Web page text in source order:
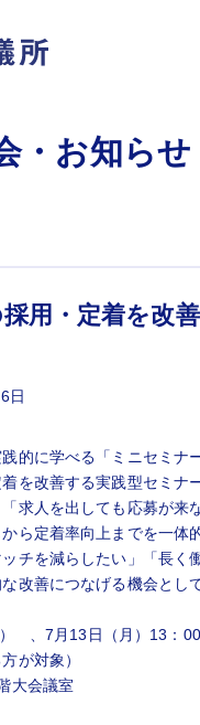
・お知らせ
用・定着を改
日
的に学べる「ミニセミナ
を改善する実践型セミナ
求人を出しても応募が
ら定着率向上までを一体
チを減らしたい」「長
改善につなげる機会とし
、7月13日（月）13：
象）
会議室